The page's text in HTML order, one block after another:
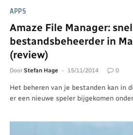
APPS
Amaze File Manager:
bestandsbeheerder in
(review)
Door Stefan Hage 15/11/2014 0
Het beheren van je bestanden kan in
er een nieuwe speler bijgekomen